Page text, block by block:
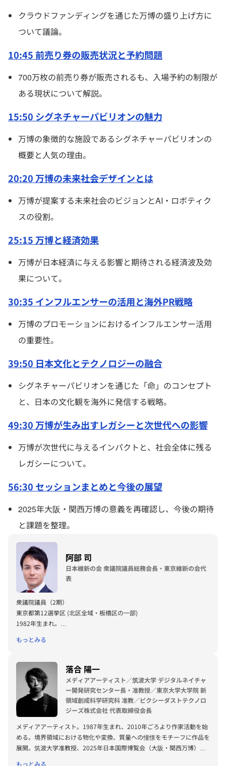
クラウドファンディングを通じた万博の盛り上げ方に
ついて議論。
10:45 前売り券の販売状況と予約問題
700万枚の前売り券が販売されるも、入場予約の制限が
ある現状について解説。
15:50 シグネチャーパビリオンの魅力
万博の象徴的な施設であるシグネチャーパビリオンの
概要と人気の理由。
20:20 万博の未来社会デザインとは
万博が提案する未来社会のビジョンとAI・ロボティク
スの役割。
25:15 万博と経済効果
万博が日本経済に与える影響と期待される経済波及効
果について。
30:35 インフルエンサーの活用と海外PR戦略
万博のプロモーションにおけるインフルエンサー活用
の重要性。
39:50 日本文化とテクノロジーの融合
シグネチャーパビリオンを通じた「命」のコンセプト
と、日本の文化観を海外に発信する戦略。
49:30 万博が生み出すレガシーと次世代への影響
万博が次世代に与えるインパクトと、社会全体に残る
レガシーについて。
56:30 セッションまとめと今後の展望
2025年大阪・関西万博の意義を再確認し、今後の期待
と課題を整理。
阿部 司
日本維新の会 衆議院議員総務会長・東京維新の会代
表
衆議院議員（2期）
東京都第12選挙区 (北区全域・板橋区の一部)
1982年生まれ。
埼玉県立春日部高等学校卒業。
株式会社（政策シンクタンク）を経て現職。
日本維新の会総務会長・東京維新の会 代表
もっとみる
落合 陽一
メディアアーティスト／筑波大学 デジタルネイチャ
ー開発研究センター長・准教授／東京大学大学院 新
領域創成科学研究科 准教／ピクシーダストテクノロ
ジーズ株式会社 代表取締役会長
メディアアーティスト。1987年生まれ、2010年ごろより作家活動を始
める。境界領域における物化や変換、質量への憧憬をモチーフに作品を
展開。筑波大学准教授、2025年日本国際博覧会（大阪・関西万博）テ
もっとみる